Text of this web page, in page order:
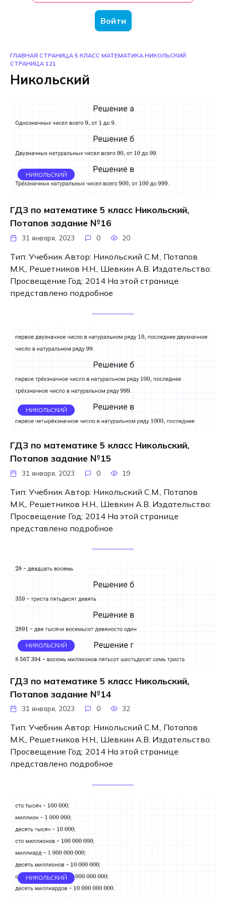
Войти
ГЛАВНАЯ СТРАНИЦА 5 КЛАСС МАТЕМАТИКА НИКОЛЬСКИЙ
СТРАНИЦА 121
Никольский
НИКОЛЬСКИЙ
ГДЗ по математике 5 класс Никольский,
Потапов задание №16
31 января, 2023 0 20
Тип: Учебник Автор: Никольский С.М., Потапов
М.К,, Решетников Н.Н., Шевкин А.В. Издательство:
Просвещение Год: 2014 На этой странице
представлено подробное
НИКОЛЬСКИЙ
ГДЗ по математике 5 класс Никольский,
Потапов задание №15
31 января, 2023 0 19
Тип: Учебник Автор: Никольский С.М., Потапов
М.К,, Решетников Н.Н., Шевкин А.В. Издательство:
Просвещение Год: 2014 На этой странице
представлено подробное
НИКОЛЬСКИЙ
ГДЗ по математике 5 класс Никольский,
Потапов задание №14
31 января, 2023 0 32
Тип: Учебник Автор: Никольский С.М., Потапов
М.К,, Решетников Н.Н., Шевкин А.В. Издательство:
Просвещение Год: 2014 На этой странице
представлено подробное
НИКОЛЬСКИЙ